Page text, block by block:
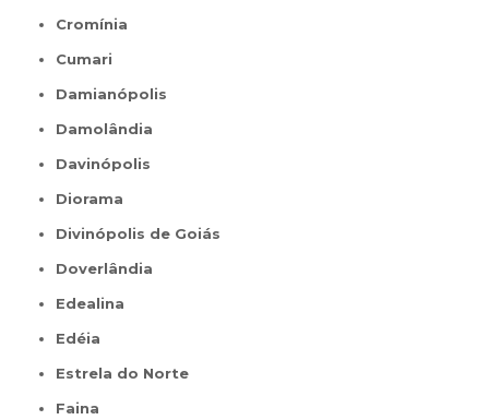
Cromínia
Cumari
Damianópolis
Damolândia
Davinópolis
Diorama
Divinópolis de Goiás
Doverlândia
Edealina
Edéia
Estrela do Norte
Faina